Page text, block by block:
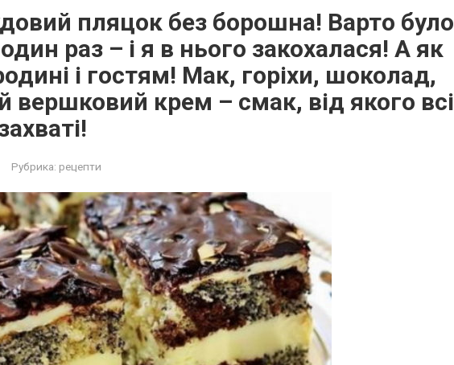
пляцок без борошна! Варто було
раз – і я в нього закохалася! А як
і гостям! Мак, горіхи, шоколад,
вершковий крем – смак, від якого всі
Рубрика: рецепти